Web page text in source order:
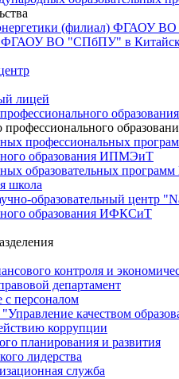
(филиал) ФГАОУ
ФГАОУ ВО "СПбПУ" в
лицей
образования
профессиональных
образования ИПМЭиТ
образовательных
школа
образовательный центр
образования ИФКСиТ
контроля и
департамент
с персоналом
качеством
коррупции
планирования и развития
лидерства
служба